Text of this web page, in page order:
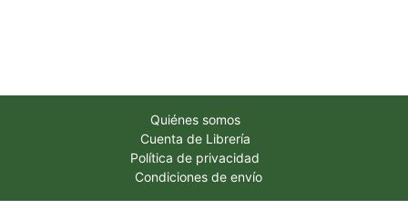
Quiénes somos
Cuenta de Librería
Política de privacidad
Condiciones de envío